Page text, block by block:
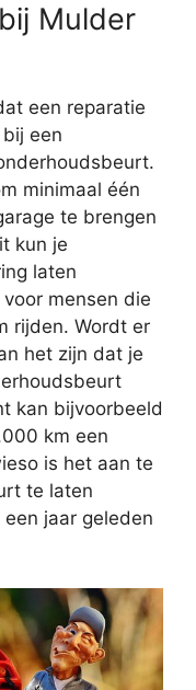
Mulder
een reparatie
een
minimaal één
te brengen
kun je
laten
mensen die
rijden. Wordt er
het zijn dat je
kan bijvoorbeeld
km een
is het aan te
te laten
jaar geleden